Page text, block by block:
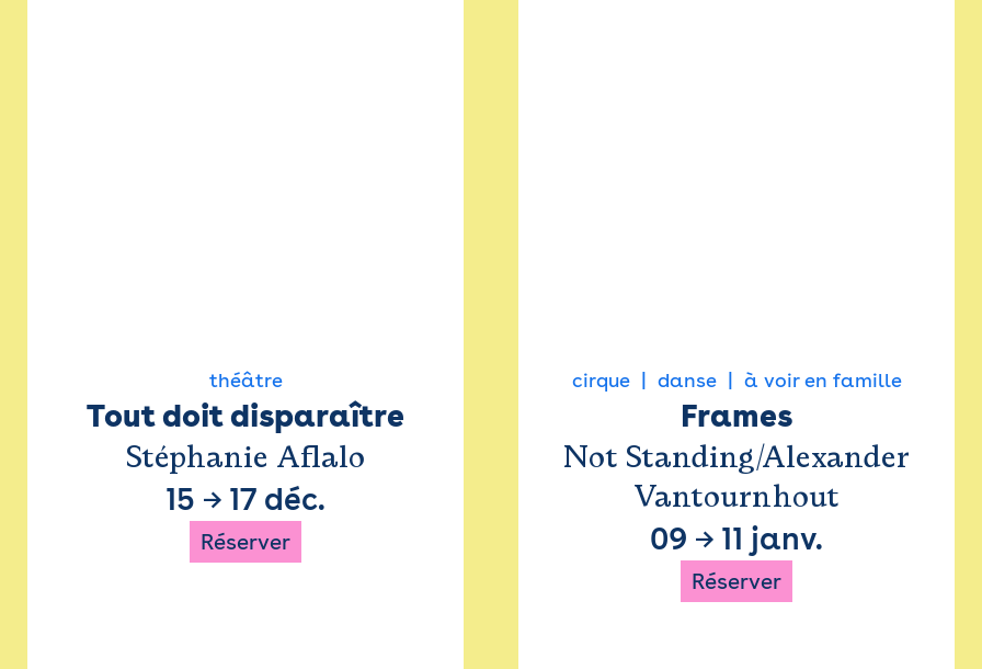
théâtre
Tout doit disparaître
Stéphanie Aflalo
15 → 17 déc.
Réserver
cirque danse à voir en famille
Frames
Not Standing/Alexander
Vantournhout
09 → 11 janv.
Réserver